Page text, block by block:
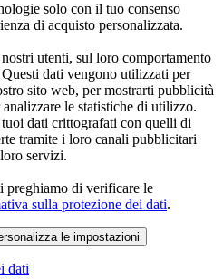
solo con il tuo consenso
di acquisto personalizzata.
utenti, sul loro comportamento
dati vengono utilizzati per
sito web, per mostrarti pubblicità
le statistiche di utilizzo.
dati crittografati con quelli di
tramite i loro canali pubblicitari
servizi.
preghiamo di verificare le
sulla protezione dei dati.
le impostazioni
dati